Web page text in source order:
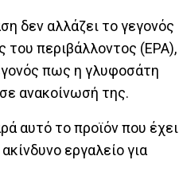
δεν αλλάζει το γεγονός
του περιβάλλοντος (EPA),
πως η γλυφοσάτη
ανακοίνωσή της.
αυτό το προϊόν που έχει
εργαλείο για